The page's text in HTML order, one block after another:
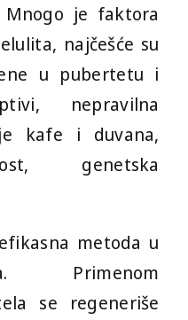
je faktora
najčešće su
u pubertetu i
nepravilna
kafe i duvana,
genetska
metoda u
Primenom
se regeneriše